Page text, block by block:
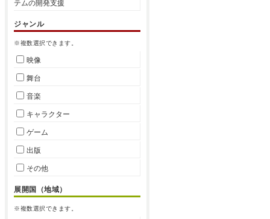
テムの開発支援
ジャンル
※複数選択できます。
映像
舞台
音楽
キャラクター
ゲーム
出版
その他
展開国（地域）
※複数選択できます。